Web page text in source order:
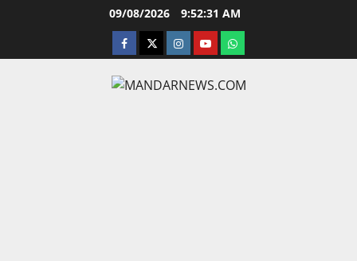
09/08/2026 9:52:32 AM
facebooktwitterinstagram.com
youtubewhatsapp